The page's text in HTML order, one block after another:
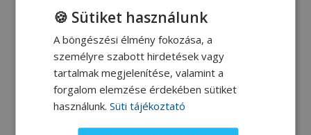
Molnár Andrea dietetikus
receptje.
🍪 Sütiket használunk
A böngészési élmény fokozása, a
személyre szabott hirdetések vagy
tartalmak megjelenítése, valamint a
forgalom elemzése érdekében sütiket
használunk. Süti tájékoztató